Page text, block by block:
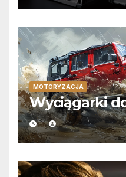
MOTORYZACJA
Wyciągarki